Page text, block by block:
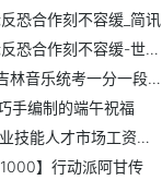
恐合作刻不容缓_简讯
中方代表：加强国际反恐合作刻不容缓-世界信息
天天微速讯：2023吉林音乐统考一分一段表（含2021-2022年）
手编制的端午祝福
环球快讯:2022年企业技能人才市场工资价位公布：持续释放“多...
】行动派阿甘传